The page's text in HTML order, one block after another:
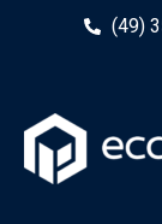
(49)